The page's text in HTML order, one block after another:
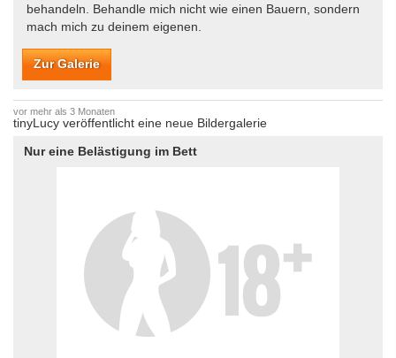
behandeln. Behandle mich nicht wie einen Bauern, sondern
mach mich zu deinem eigenen.
Zur Galerie
vor mehr als 3 Monaten
tinyLucy veröffentlicht eine neue Bildergalerie
Nur eine Belästigung im Bett